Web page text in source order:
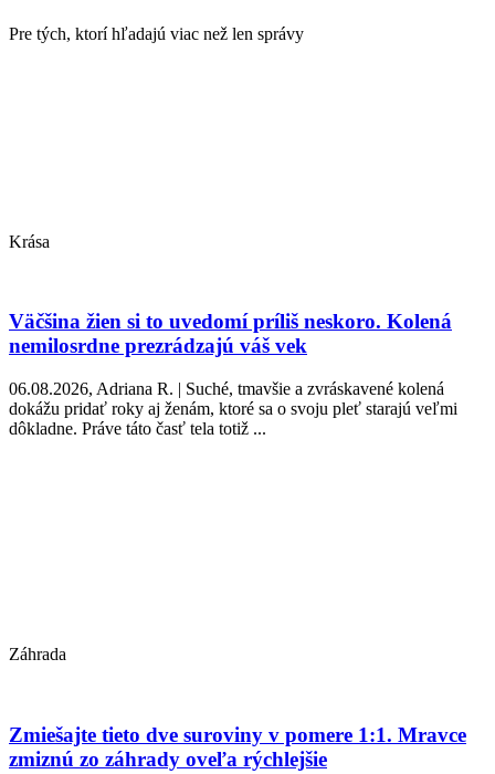
Pre tých, ktorí hľadajú viac než len správy
Krása
Väčšina žien si to uvedomí príliš neskoro. Kolená
nemilosrdne prezrádzajú váš vek
06.08.2026, Adriana R. | Suché, tmavšie a zvráskavené kolená
dokážu pridať roky aj ženám, ktoré sa o svoju pleť starajú veľmi
dôkladne. Práve táto časť tela totiž ...
Záhrada
Zmiešajte tieto dve suroviny v pomere 1:1. Mravce
zmiznú zo záhrady oveľa rýchlejšie